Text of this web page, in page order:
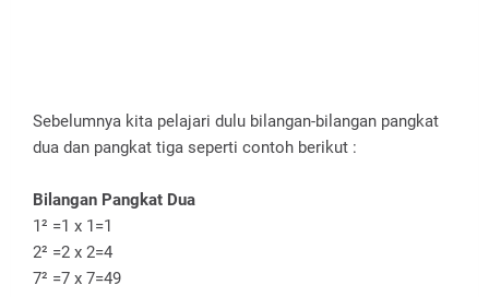
Sebelumnya kita pelajari dulu bilangan-bilangan pangkat
dua dan pangkat tiga seperti contoh berikut :
Bilangan Pangkat Dua
1² =1 x 1=1
2² =2 x 2=4
7² =7 x 7=49